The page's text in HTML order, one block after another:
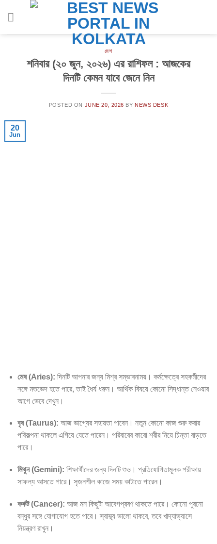
দেশ
শনিবার (২০ জুন, ২০২৬) এর রাশিফল : আজকের
দিনটি কেমন যাবে জেনে নিন
POSTED ON JUNE 20, 2026 BY NEWS DESK
20
Jun
মেষ (Aries): দিনটি আপনার জন্য মিশ্র সম্ভাবনাময়। কর্মক্ষেত্রে সহকর্মীদের
সঙ্গে মতভেদ হতে পারে, তাই ধৈর্য ধরুন। আর্থিক বিষয়ে কোনো সিদ্ধান্ত নেওয়ার
আগে ভেবে দেখুন।
বৃষ (Taurus): আজ ভাগ্যের সহায়তা পাবেন। নতুন কোনো কাজ শুরু করার
পরিকল্পনা থাকলে এগিয়ে যেতে পারেন। পরিবারের কারো শরীর নিয়ে চিন্তা বাড়তে
পারে।
মিথুন (Gemini): শিক্ষার্থীদের জন্য দিনটি শুভ। প্রতিযোগিতামূলক পরীক্ষায়
সাফল্য আসতে পারে। সৃজনশীল কাজে সময় কাটাতে পারেন।
কর্কট (Cancer): আজ মন কিছুটা আবেগপ্রবণ থাকতে পারে। কোনো পুরনো
বন্ধুর সঙ্গে যোগাযোগ হতে পারে। স্বাস্থ্য ভালো থাকবে, তবে খাদ্যাভ্যাসে
নিয়ন্ত্রণ রাখুন।